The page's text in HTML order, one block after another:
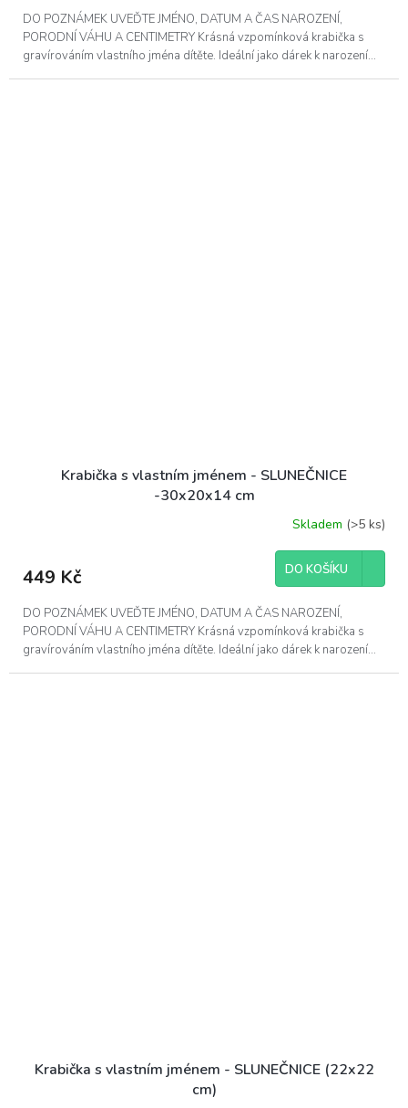
z
5
hvězdiček.
DO POZNÁMEK UVEĎTE JMÉNO, DATUM A ČAS NAROZENÍ,
PORODNÍ VÁHU A CENTIMETRY Krásná vzpomínková krabička s
gravírováním vlastního jména dítěte. Ideální jako dárek k narození...
Krabička s vlastním jménem - SLUNEČNICE
-30x20x14 cm
Skladem (>5 ks)
449 Kč DO KOŠÍKU
DO POZNÁMEK UVEĎTE JMÉNO, DATUM A ČAS NAROZENÍ,
PORODNÍ VÁHU A CENTIMETRY Krásná vzpomínková krabička s
gravírováním vlastního jména dítěte. Ideální jako dárek k narození...
Krabička s vlastním jménem - SLUNEČNICE (22x22
cm)